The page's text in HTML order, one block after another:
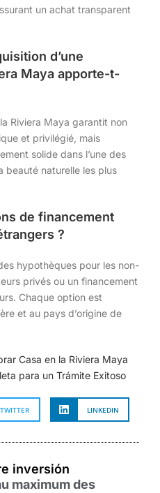
un achat transparent
d’une
Maya apporte-t-
Riviera Maya garantit non
et privilégié, mais
solide dans l’une des
beauté naturelle les plus
de financement
?
hypothèques pour les non-
privés ou un financement
Chaque option est
et au pays d’origine de
Casa en la Riviera Maya
para un Trámite Exitoso
TWITTER LINKEDIN
inversión
maximum des